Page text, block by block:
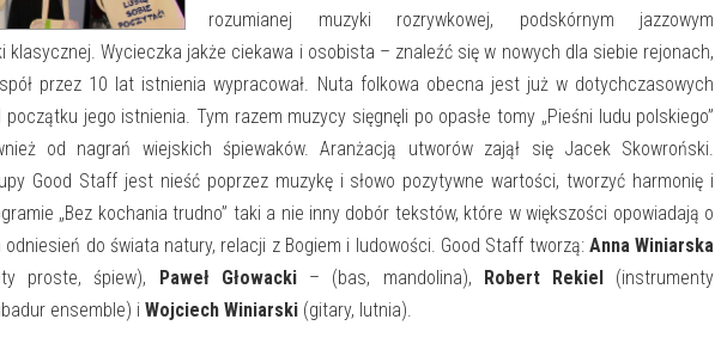
rozumianej muzyki rozrywkowej, podskórnym jazzowym
klasycznej. Wycieczka jakże ciekawa i osobista – znaleźć się w nowych dla siebie rejonach,
przez 10 lat istnienia wypracował. Nuta folkowa obecna jest już w dotychczasowych
początku jego istnienia. Tym razem muzycy sięgnęli po opasłe tomy „Pieśni ludu polskiego”
od nagrań wiejskich śpiewaków. Aranżacją utworów zajął się Jacek Skowroński.
Good Staff jest nieść poprzez muzykę i słowo pozytywne wartości, tworzyć harmonię i
„Bez kochania trudno” taki a nie inny dobór tekstów, które w większości opowiadają o
odniesień do świata natury, relacji z Bogiem i ludowości. Good Staff tworzą: Anna Winiarska
proste, śpiew), Paweł Głowacki– (bas, mandolina), Robert Rekiel (instrumenty
ensemble) i Wojciech Winiarski (gitary, lutnia).